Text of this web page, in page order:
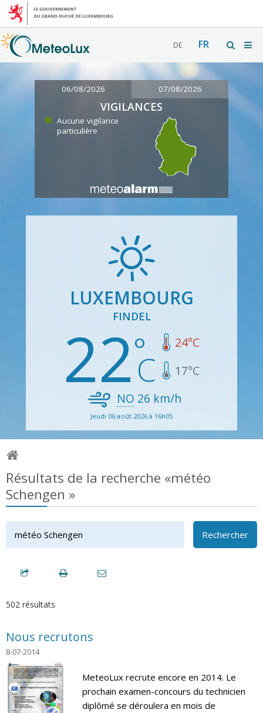
DE FR
06/08/2026 07/08/2026
VIGILANCES
Aucune vigilance
particulière
LUXEMBOURG
FINDEL
22 24°C
17°C
NO 26 km/h
Jeudi 06 août 2026 à 16h05
Résultats de la recherche «météo
Schengen »
Rechercher
502 résultats
Nous recrutons
8-07-2014
MeteoLux recrute encore en 2014. Le
prochain examen-concours du technicien
diplômé se déroulera en mois de